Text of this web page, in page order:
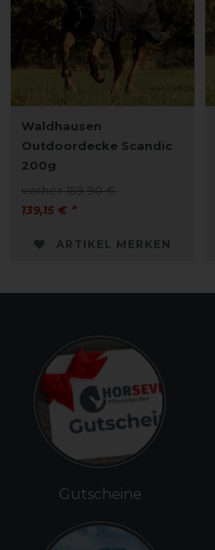
Waldhausen
Outdoordecke Scandic
200g
vorher 159,90 €
139,15 € *
ARTIKEL MERKEN
Gutscheine